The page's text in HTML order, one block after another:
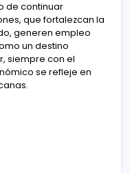
de continuar
que fortalezcan la
generen empleo
un destino
siempre con el
se refleje en